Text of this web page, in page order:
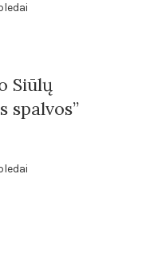
Siūlų
spalvos”